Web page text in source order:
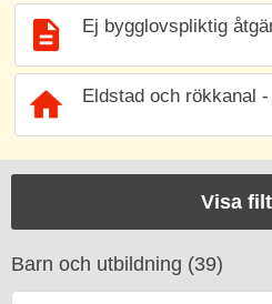
Ej bygglovspliktig
Eldstad och rökkanal
Visa
Barn och utbildning (39)